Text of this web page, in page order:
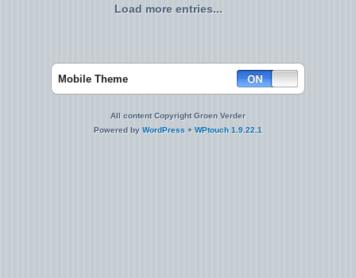
Load more entries...
Mobile Theme
All content Copyright Groen Verder
Powered by WordPress + WPtouch 1.9.22.1